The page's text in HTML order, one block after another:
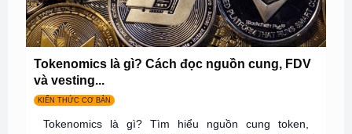
Tokenomics là gì? Cách đọc nguồn cung, FDV
và vesting...
KIẾN THỨC CƠ BẢN
Tokenomics là gì? Tìm hiểu nguồn cung token,